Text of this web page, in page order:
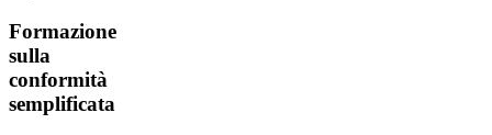
Formazione
sulla
conformità
semplificata